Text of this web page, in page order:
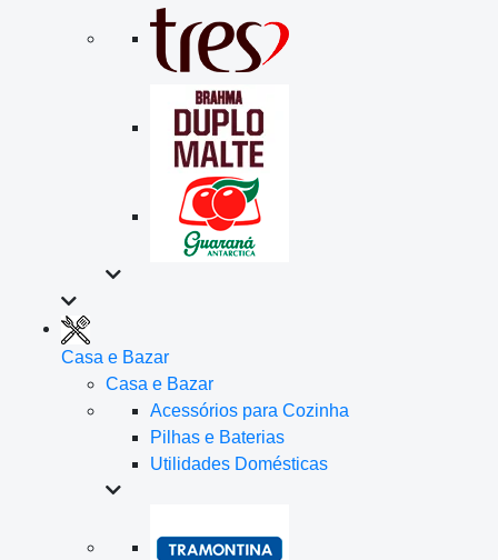
Casa e Bazar
Casa e Bazar
Acessórios para Cozinha
Pilhas e Baterias
Utilidades Domésticas